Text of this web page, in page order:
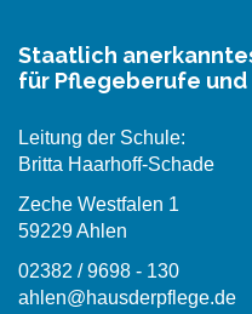
Staatlich
für Pflegeberufe
Leitung der Schule:
Britta Haarhoff-Schade
Zeche Westfalen 1
59229 Ahlen
02382 / 9698 - 130
ahlen@hausderpflege.de